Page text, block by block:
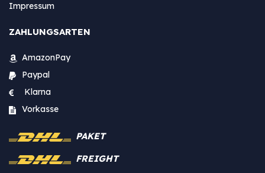
Impressum
ZAHLUNGSARTEN
AmazonPay
Paypal
Klarna
Vorkasse
PAKET
FREIGHT